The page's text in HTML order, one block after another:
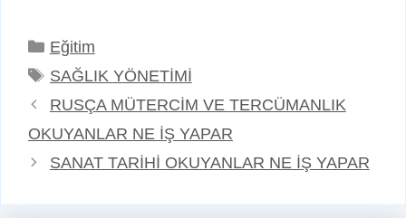
Kategoriler
Eğitim
Etiketler
SAĞLIK YÖNETİMİ
RUSÇA MÜTERCİM VE TERCÜMANLIK
OKUYANLAR NE İŞ YAPAR
SANAT TARİHİ OKUYANLAR NE İŞ YAPAR